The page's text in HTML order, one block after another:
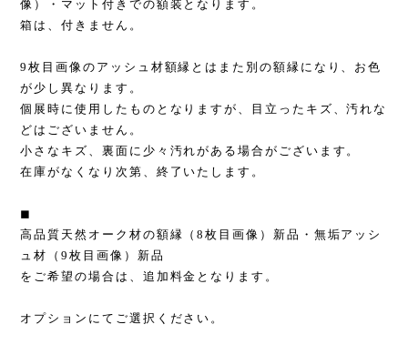
像）・マット付きでの額装となります。
箱は、付きません。
9枚目画像のアッシュ材額縁とはまた別の額縁になり、お色
が少し異なります。
個展時に使用したものとなりますが、目立ったキズ、汚れな
どはございません。
小さなキズ、裏面に少々汚れがある場合がございます。
在庫がなくなり次第、終了いたします。
◼︎
高品質天然オーク材の額縁（8枚目画像）新品・無垢アッシ
ュ材（9枚目画像）新品
をご希望の場合は、追加料金となります。
オプションにてご選択ください。